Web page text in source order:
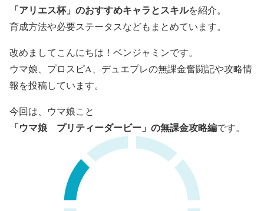
「アリエス杯」 のおすすめキャラとスキルを紹介。
育成方法や必要ステータスなどもまとめています。
改めましてこんにちは！ベンジャミンです。
ウマ娘、プロスピA、デュエプレの無課金奮闘記や攻略情
報を投稿しています。
今回は、ウマ娘こと
「ウマ娘 プリティーダービー」の無課金攻略編です。